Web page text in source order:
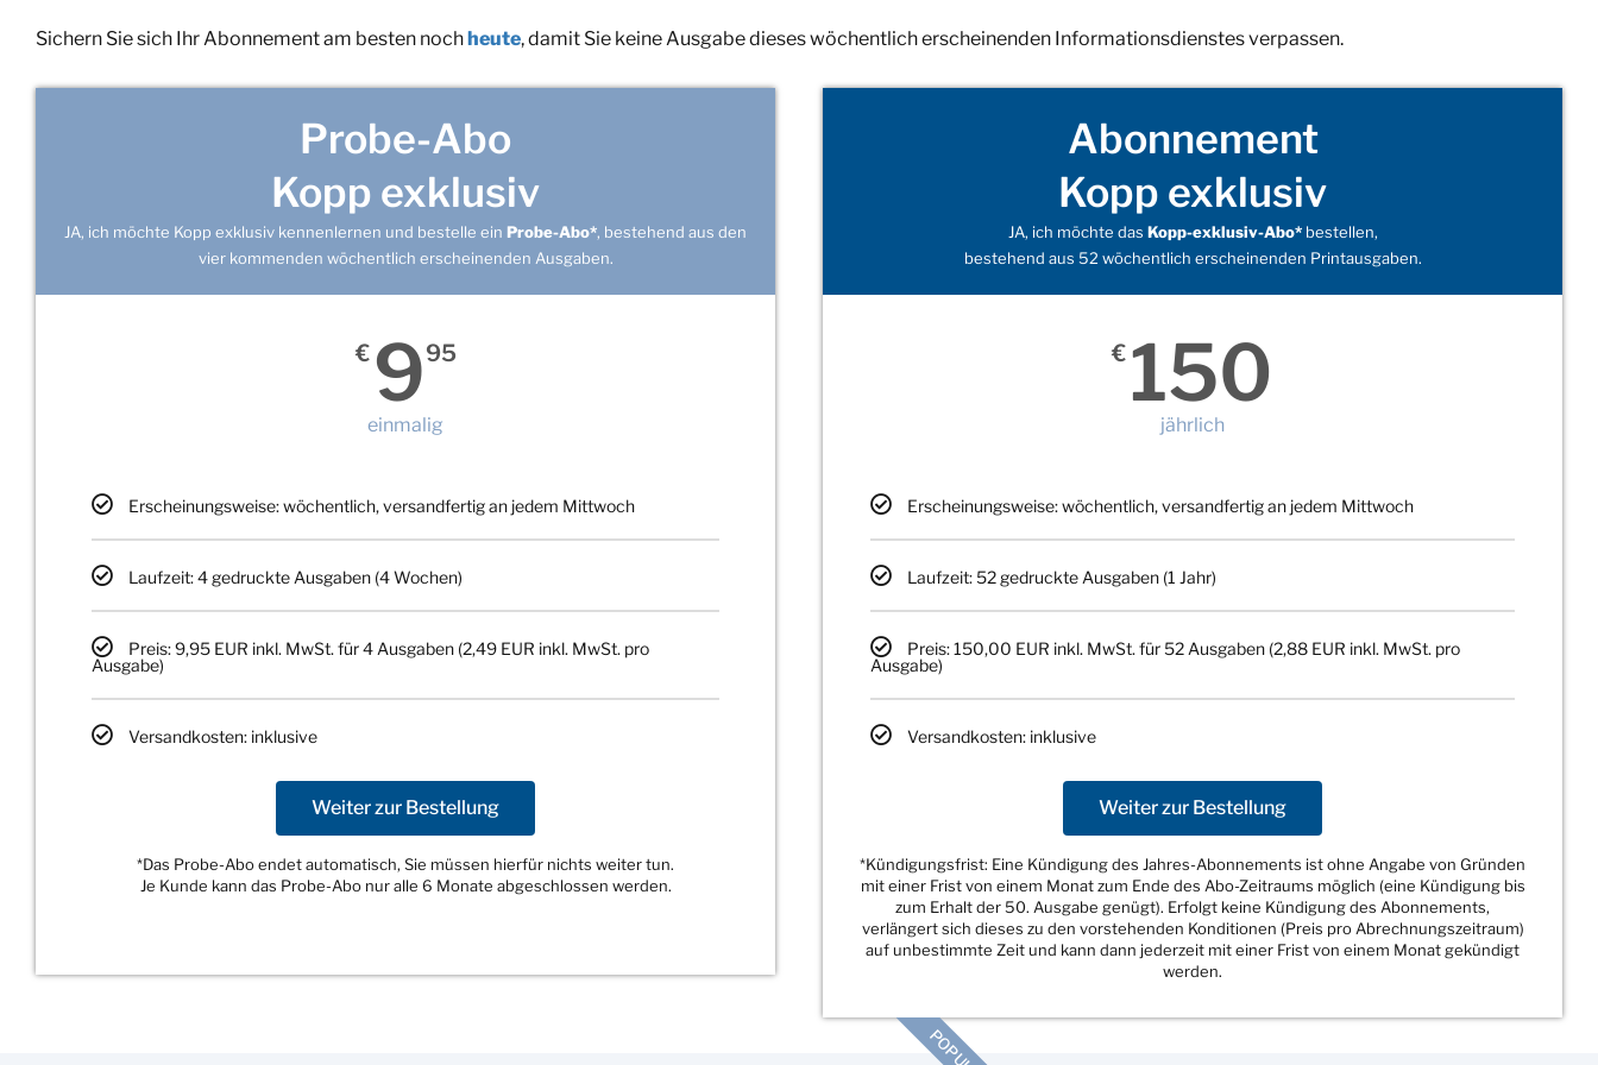
Sichern Sie sich Ihr Abonnement am besten nochheute, damit Sie keine Ausgabe dieses wöchentlich erscheinenden Informationsdienstes verpassen.
Probe-Abo
Kopp exklusiv
JA, ich möchte Kopp exklusiv kennenlernen und bestelle ein Probe-Abo*, bestehend aus den
vier kommenden wöchentlich erscheinenden Ausgaben.
€ 995
einmalig
Erscheinungsweise: wöchentlich, versandfertig an jedem Mittwoch
Laufzeit: 4 gedruckte Ausgaben (4 Wochen)
Preis: 9,95 EUR inkl. MwSt. für 4 Ausgaben (2,49 EUR inkl. MwSt. pro
Ausgabe)
Versandkosten: inklusive
Weiter zur Bestellung
*Das Probe-Abo endet automatisch, Sie müssen hierfür nichts weiter tun.
Je Kunde kann das Probe-Abo nur alle 6 Monate abgeschlossen werden.
Abonnement
Kopp exklusiv
JA, ich möchte das Kopp-exklusiv-Abo*bestellen,
bestehend aus 52 wöchentlich erscheinenden Printausgaben.
€ 150
jährlich
Erscheinungsweise: wöchentlich, versandfertig an jedem Mittwoch
Laufzeit: 52 gedruckte Ausgaben (1 Jahr)
Preis: 150,00 EUR inkl. MwSt. für 52 Ausgaben (2,88 EUR inkl. MwSt. pro
Ausgabe)
Versandkosten: inklusive
Weiter zur Bestellung
*Kündigungsfrist: Eine Kündigung des Jahres-Abonnements ist ohne Angabe von Gründen
mit einer Frist von einem Monat zum Ende des Abo-Zeitraums möglich (eine Kündigung bis
zum Erhalt der 50. Ausgabe genügt). Erfolgt keine Kündigung des Abonnements,
verlängert sich dieses zu den vorstehenden Konditionen (Preis pro Abrechnungszeitraum)
auf unbestimmte Zeit und kann dann jederzeit mit einer Frist von einem Monat gekündigt
werden.